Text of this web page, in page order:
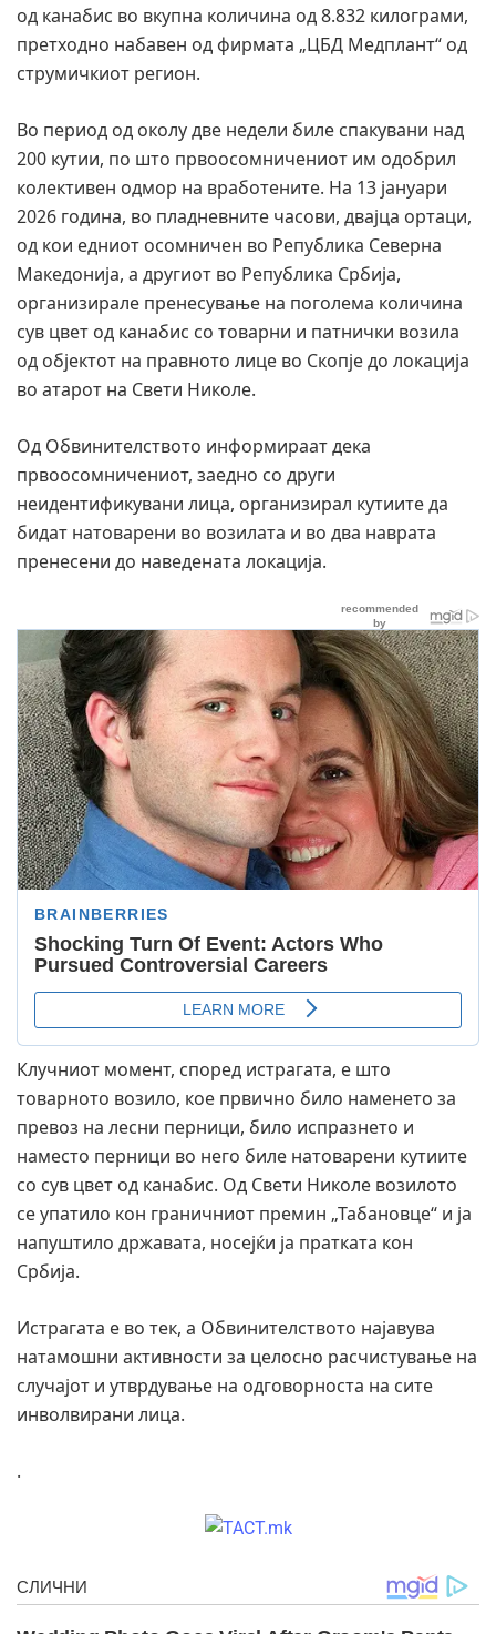
од канабис во вкупна количина од 8.832 килограми,
претходно набавен од фирмата „ЦБД Медплант“ од
струмичкиот регион.
Во период од околу две недели биле спакувани над
200 кутии, по што првоосомничениот им одобрил
колективен одмор на вработените. На 13 јануари
2026 година, во пладневните часови, двајца ортаци,
од кои едниот осомничен во Република Северна
Македонија, а другиот во Република Србија,
организирале пренесување на поголема количина
сув цвет од канабис со товарни и патнички возила
од објектот на правното лице во Скопје до локација
во атарот на Свети Николе.
Од Обвинителството информираат дека
првоосомничениот, заедно со други
неидентификувани лица, организирал кутиите да
бидат натоварени во возилата и во два наврата
пренесени до наведената локација.
Клучниот момент, според истрагата, е што
товарното возило, кое првично било наменето за
превоз на лесни перници, било испразнето и
наместо перници во него биле натоварени кутиите
со сув цвет од канабис. Од Свети Николе возилото
се упатило кон граничниот премин „Табановце“ и ја
напуштило државата, носејќи ја пратката кон
Србија.
Истрагата е во тек, а Обвинителството најавува
натамошни активности за целосно расчистување на
случајот и утврдување на одговорноста на сите
инволвирани лица.
.